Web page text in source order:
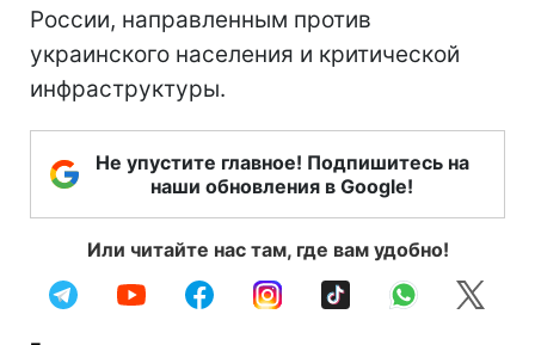
России, направленным против
украинского населения и критической
инфраструктуры.
Не упустите главное! Подпишитесь на
наши обновления в Google!
Или читайте нас там, где вам удобно!